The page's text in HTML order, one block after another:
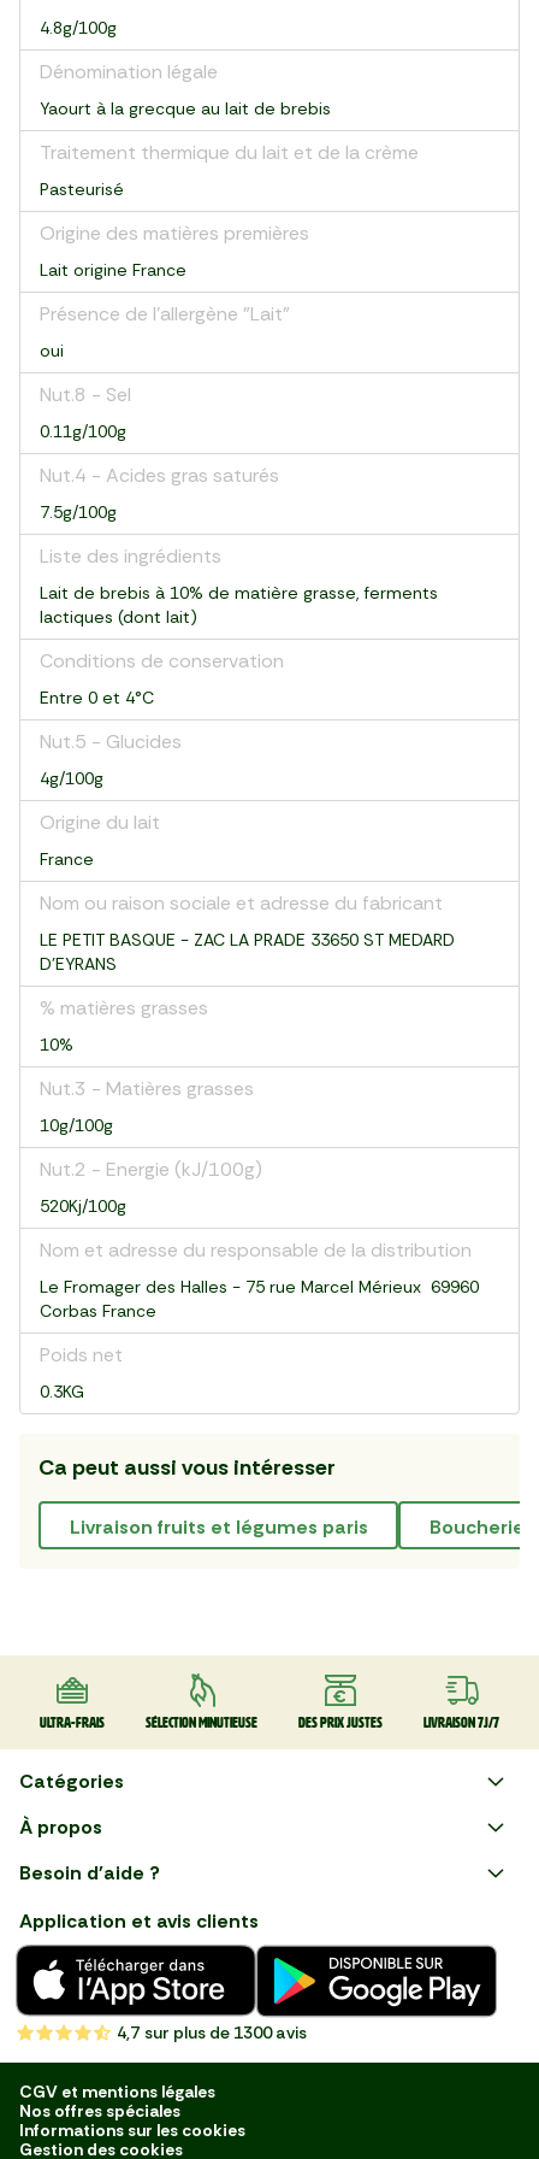
4.8g/100g
Dénomination légale
Yaourt à la grecque au lait de brebis
Traitement thermique du lait et de la crème
Pasteurisé
Origine des matières premières
Lait origine France
Présence de l'allergène "Lait"
oui
Nut.8 - Sel
0.11g/100g
Nut.4 - Acides gras saturés
7.5g/100g
Liste des ingrédients
Lait de brebis à 10% de matière grasse, ferments
lactiques (dont lait)
Conditions de conservation
Entre 0 et 4°C
Nut.5 - Glucides
4g/100g
Origine du lait
France
Nom ou raison sociale et adresse du fabricant
LE PETIT BASQUE - ZAC LA PRADE 33650 ST MEDARD
D’EYRANS
% matières grasses
10%
Nut.3 - Matières grasses
10g/100g
Nut.2 - Energie (kJ/100g)
520Kj/100g
Nom et adresse du responsable de la distribution
Le Fromager des Halles - 75 rue Marcel Mérieux 69960
Corbas France
Poids net
0.3KG
Ca peut aussi vous intéresser
livraison fruits et légumes paris Boucherie
Ultra-frais Sélection minutieuse Des prix justes Livraison 7J/7
Catégories
Faire ses courses en ligne
Nouveautés
Fruits
Légumes
Boucherie
Charcuterie
Poissonnerie
À propos
et savoir-faire français en
choisissant notre service de
livraison de produits frais et
de qualité, livrés directement
chez vous. Une expérience
de courses en ligne pensée
pour vous.
Besoin d'aide ?
Application et avis clients
4,7 sur plus de 1300 avis
CGV et mentions légales
Nos offres spéciales
Informations sur les cookies
Gestion des cookies